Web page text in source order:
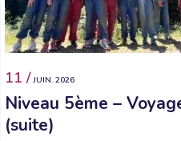
11 / JUIN. 2026
Niveau 5ème –
(suite)